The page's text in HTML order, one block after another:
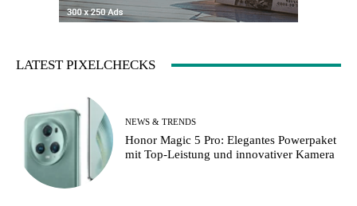
LATEST PIXELCHECKS
NEWS & TRENDS
Honor Magic 5 Pro: Elegantes Powerpaket
mit Top-Leistung und innovativer Kamera